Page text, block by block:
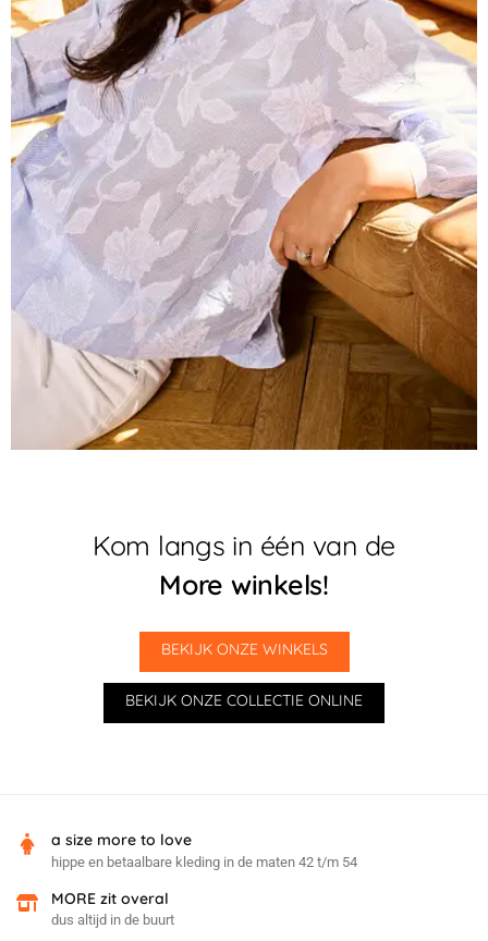
Kom langs in één van de
More winkels!
BEKIJK ONZE WINKELS
BEKIJK ONZE COLLECTIE ONLINE
a size more to love
hippe en betaalbare kleding in de maten 42 t/m 54
MORE zit overal
dus altijd in de buurt